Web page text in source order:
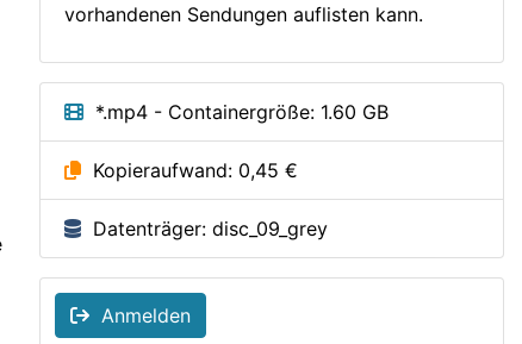
vorhandenen Sendungen auflisten kann.
*.mp4 - Containergröße: 1.60 GB
Kopieraufwand: 0,45 €
Datenträger: disc_09_grey
Anmelden